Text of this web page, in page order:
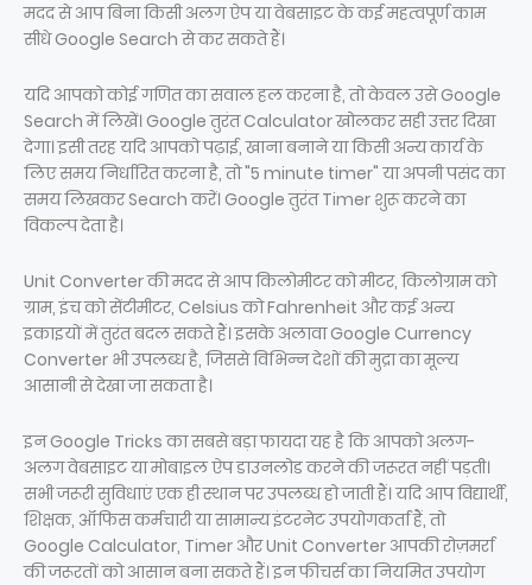
मदद से आप बिना किसी अलग ऐप या वेबसाइट के कई महत्वपूर्ण काम
सीधे Google Search से कर सकते हैं।
यदि आपको कोई गणित का सवाल हल करना है, तो केवल उसे Google
Search में लिखें। Google तुरंत Calculator खोलकर सही उत्तर दिखा
देगा। इसी तरह यदि आपको पढ़ाई, खाना बनाने या किसी अन्य कार्य के
लिए समय निर्धारित करना है, तो "5 minute timer" या अपनी पसंद का
समय लिखकर Search करें। Google तुरंत Timer शुरू करने का
विकल्प देता है।
Unit Converter की मदद से आप किलोमीटर को मीटर, किलोग्राम को
ग्राम, इंच को सेंटीमीटर, Celsius को Fahrenheit और कई अन्य
इकाइयों में तुरंत बदल सकते हैं। इसके अलावा Google Currency
Converter भी उपलब्ध है, जिससे विभिन्न देशों की मुद्रा का मूल्य
आसानी से देखा जा सकता है।
इन Google Tricks का सबसे बड़ा फायदा यह है कि आपको अलग-
अलग वेबसाइट या मोबाइल ऐप डाउनलोड करने की जरूरत नहीं पड़ती।
सभी जरूरी सुविधाएं एक ही स्थान पर उपलब्ध हो जाती हैं। यदि आप विद्यार्थी,
शिक्षक, ऑफिस कर्मचारी या सामान्य इंटरनेट उपयोगकर्ता हैं, तो
Google Calculator, Timer और Unit Converter आपकी रोज़मर्रा
की जरूरतों को आसान बना सकते हैं। इन फीचर्स का नियमित उपयोग